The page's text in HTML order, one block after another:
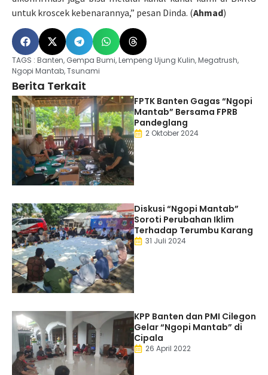
untuk kroscek kebenarannya,” pesan Dinda. (Ahmad)
TAGS : Banten, Gempa Bumi,Lempeng Ujung Kulin,Megatrush,
Ngopi Mantab,Tsunami
Berita Terkait
FPTK Banten Gagas “Ngopi
Mantab” Bersama FPRB
Pandeglang
2 Oktober 2024
Diskusi “Ngopi Mantab”
Soroti Perubahan Iklim
Terhadap Terumbu Karang
31 Juli 2024
KPP Banten dan PMI Cilegon
Gelar “Ngopi Mantab” di
Cipala
26 April 2022